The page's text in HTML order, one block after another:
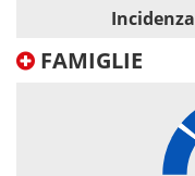
FAMIGLIE